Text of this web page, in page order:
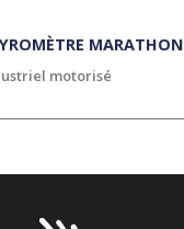
MARATHON
motorisé